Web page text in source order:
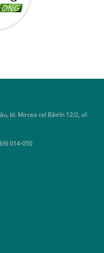
bl. Mircea cel Bătrîn 12/2, of.
014-050